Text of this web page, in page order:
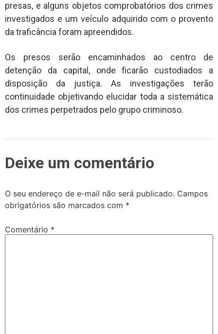
presas, e alguns objetos comprobatórios dos crimes
investigados e um veículo adquirido com o provento
da traficância foram apreendidos.
Os presos serão encaminhados ao centro de
detenção da capital, onde ficarão custodiados a
disposição da justiça. As investigações terão
continuidade objetivando elucidar toda a sistemática
dos crimes perpetrados pelo grupo criminoso.
Deixe um comentário
O seu endereço de e-mail não será publicado. Campos
obrigatórios são marcados com *
Comentário *